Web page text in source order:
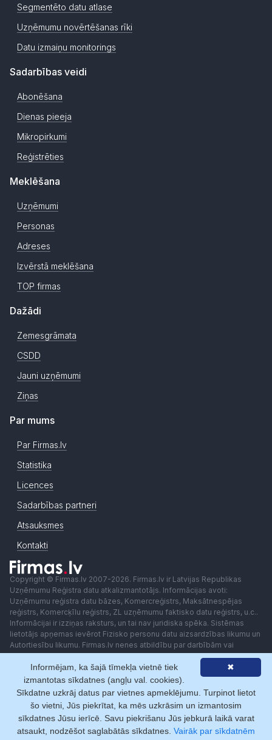
Segmentēto datu atlase
Uzņēmumu novērtēšanas rīki
Datu izmaiņu monitorings
Sadarbības veidi
Abonēšana
Dienas pieeja
Mikropirkumi
Reģistrēties
Meklēšana
Uzņēmumi
Personas
Adreses
Izvērstā meklēšana
TOP firmas
Dažādi
Zemesgrāmata
CSDD
Jauni uzņēmumi
Ziņas
Par mums
Par Firmas.lv
Statistika
Licences
Sadarbības partneri
Atsauksmes
Kontakti
Copyright © Firmas.lv 2007-2026. Firmas.lv ir Latvijas Republikas
Uzņēmumu Reģistra datu atkalizmantotājs. Informācijas avoti:
Uzņēmumu reģistra datu bāzes, Komercreģistrs, Maksātnespējas
reģistrs, Komercķīlu reģistrs, ZL uzņēmumu faktisko datu reģistrs, u.c..
Informācijai ir izziņas raksturs, un tai nav juridiska spēka. Sistēmas
lietotājs apņemas ievērot Fizisko personu datu aizsardzības likumu un
Autortiesību likumu. Firmas.lv nenes atbildību par darbībām vai
lēmumiem, kas balstīti uz saņemto pakalpojumu. Lietotājam aizliegts
izmantot jebkādas automatizētas sistēmas vai iekārtas (robotus)
piekļuvei sistēmai bez rakstiskas saskaņošanas ar Firmas.lv. Galvenā
redaktore: Ingūna Pempere.
Lietošanas noteikumi
Privātuma politika Norēķini ar
✖
Informējam, ka šajā tīmekļa vietnē tiek
izmantotas sīkdatnes (angļu val. cookies).
Sīkdatne uzkrāj datus par vietnes apmeklējumu. Turpinot lietot
šo vietni, Jūs piekrītat, ka mēs uzkrāsim un izmantosim
sīkdatnes Jūsu ierīcē. Savu piekrišanu Jūs jebkurā laikā varat
atsaukt, nodzēšot saglabātās sīkdatnes. Vairāk par sīkdatnēm